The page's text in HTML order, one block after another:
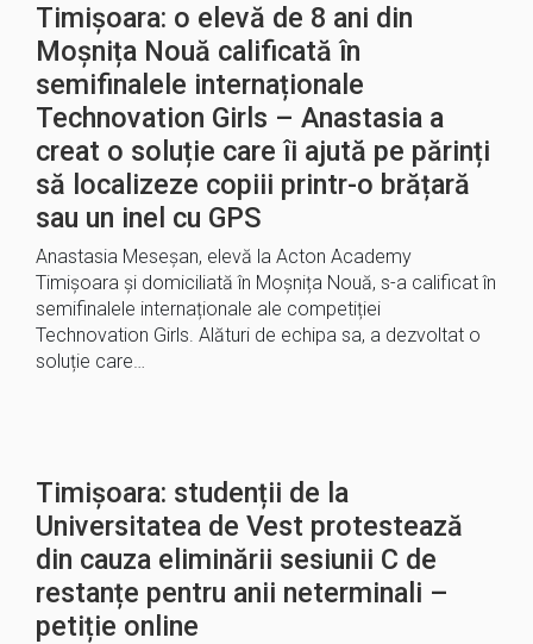
Timișoara: o elevă de 8 ani din
Moșnița Nouă calificată în
semifinalele internaționale
Technovation Girls – Anastasia a
creat o soluție care îi ajută pe părinți
să localizeze copiii printr-o brățară
sau un inel cu GPS
Anastasia Meseșan, elevă la Acton Academy
Timișoara și domiciliată în Moșnița Nouă, s-a calificat în
semifinalele internaționale ale competiției
Technovation Girls. Alături de echipa sa, a dezvoltat o
soluție care…
Timișoara: studenții de la
Universitatea de Vest protestează
din cauza eliminării sesiunii C de
restanțe pentru anii neterminali –
petiție online